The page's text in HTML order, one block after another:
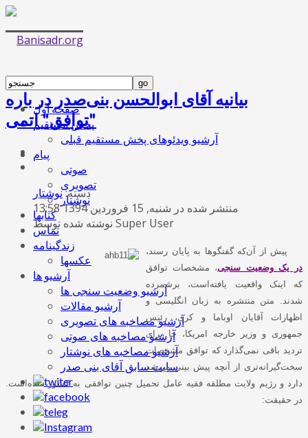
صفحه اول
پخش مستقیم
آرشیو ویدئوهای پخش مستقیم قبلی
پیام
صوتی
تصویری
نوشتار
کتابها
تماس
زندگینامه
عکسها
آرشیو ها
آرشیو وضعیت سنجی ها
آرشیو مقالات
آرشیو مصاخبه های تصویری
آرشیو مصاخبه های صوتی
آرشیو مصاخبه های نوشتار
سایت سابق آقای بنی صدر
بیانیه آقای ابوالحسن بنی‌صدر در باره
"توافق" اتمی
دسته:نوشتار
منتشر شده در شنبه, 15 فروردين 1394 13:58
نوشته شده توسط Super User
پیش از آن‌که گفتگوها به پایان رسند،
در یک وضعیت سنجی، مشخصات توافق
که اینک واقعیت یافته‌است، برشمرده
شدند. متن منتشره به زبان انگلیسی و
اظهارات آقایان اوباما و کری، رئیس
جمهوری و وزیر خارجه امریکا، جا برای
تردید باقی نمی‌گذارد که توافق مشخصات
سخت‌گیرانه‌تری از آنچه پیش بینی می‌شد
دارد و رژیم ولایت مطلقه فقیه عامل تحمیل چنین توافقی به کشور شده‌است.
در حقیقت: